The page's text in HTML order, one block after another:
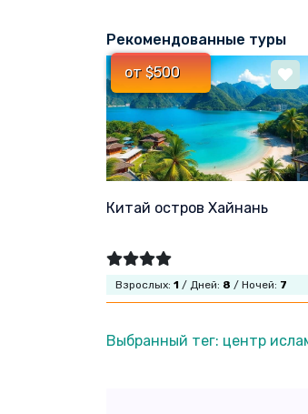
Рекомендованные туры
от $500
Китай остров Хайнань
Взрослых: 1 / Дней: 8 / Ночей: 7
Выбранный тег: центр